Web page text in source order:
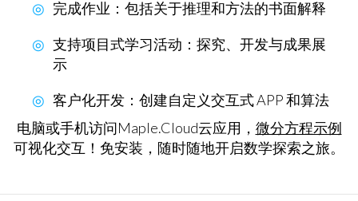
完成作业 ：包括关于推理和方法的书面解释
支持项目式学习活动 ：探究、开发与成果展
示
客户化开发 ：创建自定义交互式 APP 和算法
电脑或手机访问Maple.Cloud云应用， 微分方程示例
可视化交互！免安装，随时随地开启数学探索之旅。